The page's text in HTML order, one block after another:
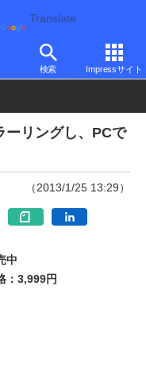
Translate
検索 Impressサイト
その他
ーリングし、PCで
（2013/1/25 13:29）
中
：3,999円